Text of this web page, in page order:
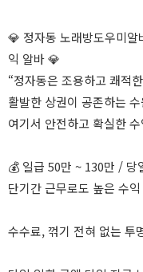
💎 정자동 노래방도우미
익 알바 💎
“정자동은 조용하고 쾌적
활발한 상권이 공존하는
여기서 안전하고 확실한
💰 일급 50만 ~ 130만 / 당
단기간 근무로도 높은 수
수수료, 꺾기 전혀 없는 투